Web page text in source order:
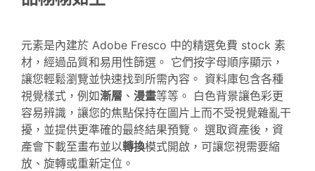
元素是內建於 Adobe Fresco 中的精選免費 stock 素
材，經過品質和易用性篩選。 它們按字母順序顯示，
讓您輕鬆瀏覽並快速找到所需內容。 資料庫包含各種
視覺樣式，例如漸層 、 漫畫等等。 白色背景讓色彩更
容易辨識，讓您的焦點保持在圖片上而不受視覺雜亂干
擾，並提供更準確的最終結果預覽。 選取資產後，資
產會下載至畫布並以轉換模式開啟，可讓您視需要縮
放、旋轉或重新定位。